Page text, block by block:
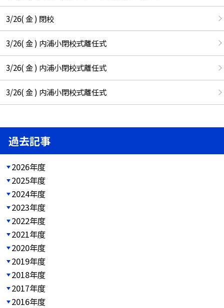
3/26( 金 ) 閉校
3/26( 金 ) 内浦小閉校式離任式
3/26( 金 ) 内浦小閉校式離任式
3/26( 金 ) 内浦小閉校式離任式
過去記事
2026年度
2025年度
2024年度
2023年度
2022年度
2021年度
2020年度
2019年度
2018年度
2017年度
2016年度